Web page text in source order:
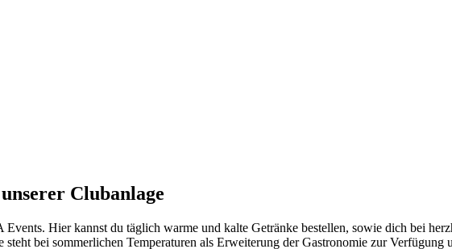
Clubanlage
Hier kannst du täglich warme und kalte Getränke bestellen, sowie dich bei
steht bei sommerlichen Temperaturen als Erweiterung der Gastronomie zur